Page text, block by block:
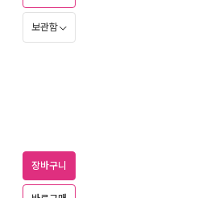
보관함
장바구니